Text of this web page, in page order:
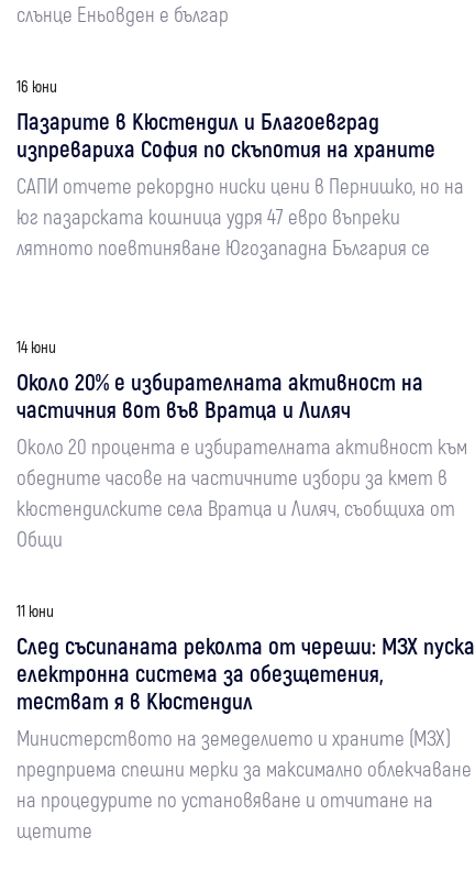
слънце Еньовден е българ
16 юни
Пазарите в Кюстендил и Благоевград
изпревариха София по скъпотия на храните
САПИ отчете рекордно ниски цени в Пернишко, но на
юг пазарската кошница удря 47 евро въпреки
лятното поевтиняване Югозападна България се
14 юни
Около 20% е избирателната активност на
частичния вот във Вратца и Лиляч
Около 20 процента е избирателната активност към
обедните часове на частичните избори за кмет в
кюстендилските села Вратца и Лиляч, съобщиха от
Общи
11 юни
След съсипаната реколта от череши: МЗХ пуска
електронна система за обезщетения,
тестват я в Кюстендил
Министерството на земеделието и храните (МЗХ)
предприема спешни мерки за максимално облекчаване
на процедурите по установяване и отчитане на
щетите